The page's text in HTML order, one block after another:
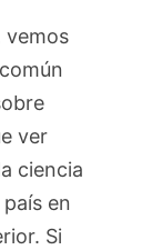
vemos
ver
ciencia
en
Si